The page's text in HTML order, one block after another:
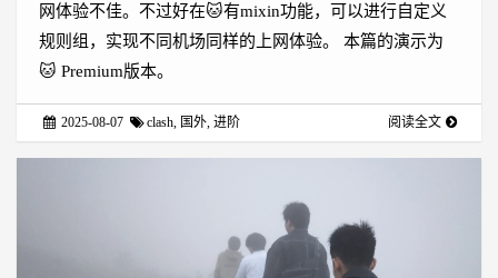
网体验不佳。不过好在🐱有mixin功能，可以进行自定义
规则组，实现不同机场同样的上网体验。 本篇的演示为
🐱 Premium版本。
2025-08-07 clash 国外 ,进阶 阅读全文